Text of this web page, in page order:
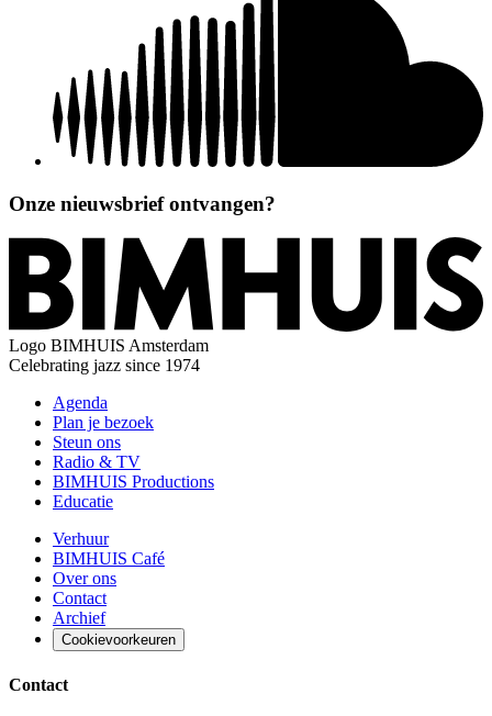
Onze nieuwsbrief ontvangen?
Logo BIMHUIS Amsterdam
Celebrating jazz since 1974
Agenda
Plan je bezoek
Steun ons
Radio & TV
BIMHUIS Productions
Educatie
Verhuur
BIMHUIS Café
Over ons
Contact
Archief
Cookievoorkeuren
Contact